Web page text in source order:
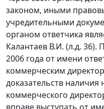
законом, иными
учредительными
органом ответчика
Калантаев В.И. (л.д. 36).
2006 года от имени
коммерческим
доказательств
коммерческого